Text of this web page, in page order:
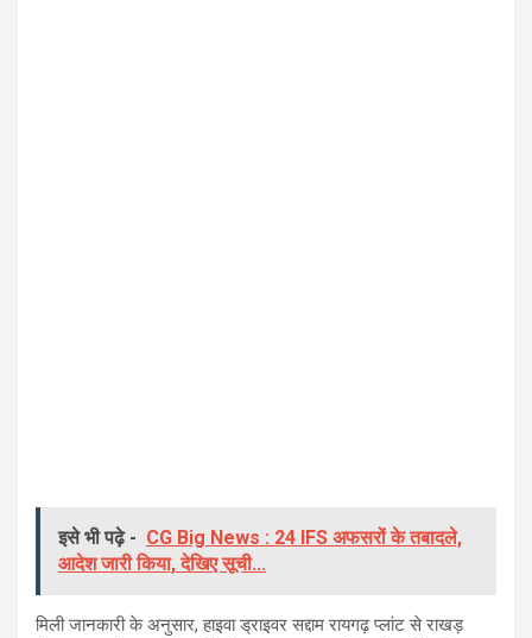
इसे भी पढ़े - CG Big News : 24 IFS अफसरों के तबादले,
आदेश जारी किया, देखिए सूची...
मिली जानकारी के अनुसार, हाइवा ड्राइवर सद्दाम रायगढ़ प्लांट से राखड़